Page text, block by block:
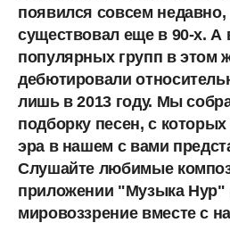
появился совсем
существовал еще в 90-х. А
популярных групп в этом
дебютировали
лишь в 2013 году. Мы
подборку песен, с
эра в нашем с вами
Слушайте любимые
приложении "Музыка Нур"
мировоззрение вместе с